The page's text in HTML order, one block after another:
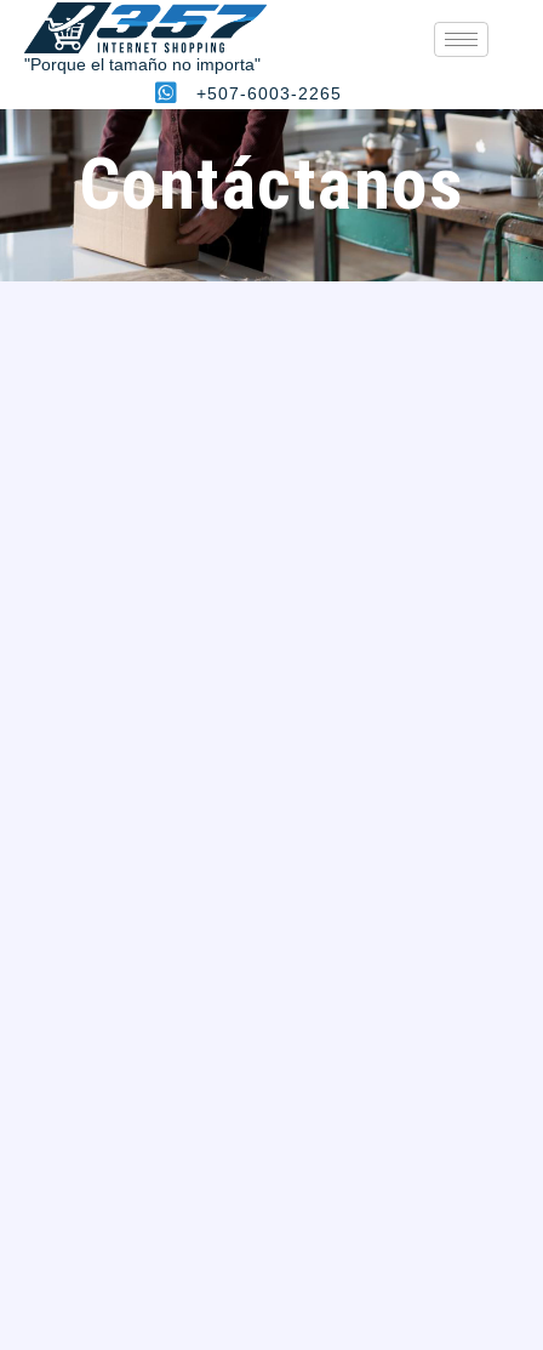
"Porque el tamaño no importa"
+507-6003-2265
Contacto
Contáctanos